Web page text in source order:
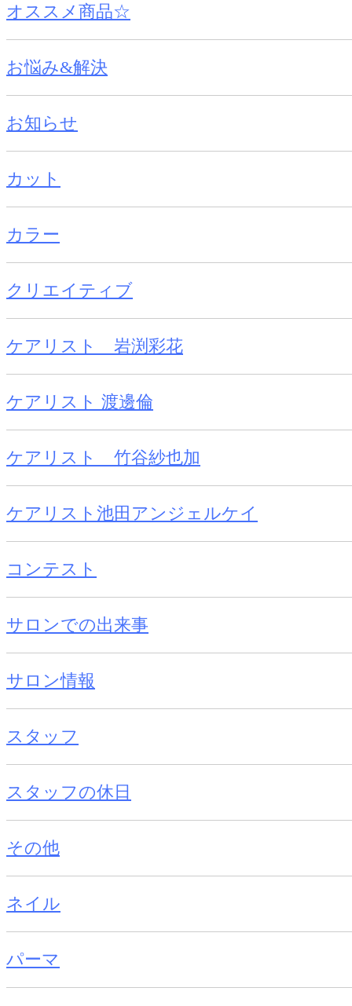
オススメ商品☆
お悩み&解決
お知らせ
カット
カラー
クリエイティブ
ケアリスト 岩渕彩花
ケアリスト 渡邊倫
ケアリスト 竹谷紗也加
ケアリスト池田アンジェルケイ
コンテスト
サロンでの出来事
サロン情報
スタッフ
スタッフの休日
その他
ネイル
パーマ